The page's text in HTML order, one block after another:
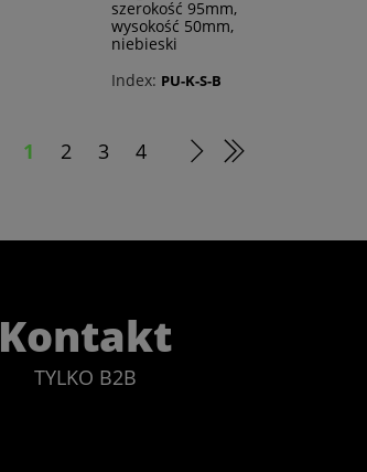
szerokość 95mm,
wysokość 50mm,
niebieski
Index: PU-K-S-B
1 2 3 4
Kontakt
TYLKO B2B